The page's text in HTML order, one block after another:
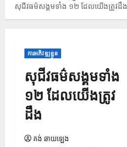
សុជីវធម៌សង្គមទាំង ១២ ដែលយើងត្រូវដឹង
ការអភិវឌ្ឍខ្លួន
សុជីវធម៌សង្គមទាំង
១២ ដែលយើងត្រូវ
ដឹង
គង់ ឆាយឡេង